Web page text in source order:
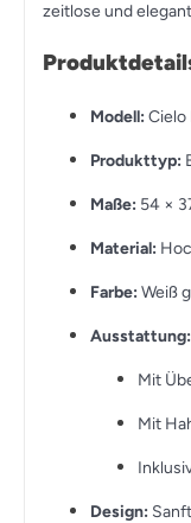
zeitlose und
Modell: Cielo
Produkttyp:
Maße: 54 ×
Material:
Farbe: Weiß
Ausstattung:
Mit
Mit
Design: